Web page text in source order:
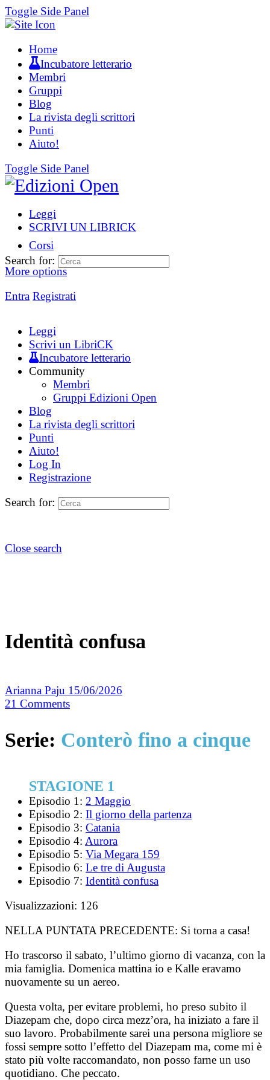
Toggle Side Panel
Home
Incubatore letterario
Membri
Gruppi
Blog
La rivista degli scrittori
Punti
Aiuto!
Toggle Side Panel
Leggi
SCRIVI UN LIBRICK
Corsi
More options
Entra Registrati
Search for:
Leggi
Scrivi un LibriCK
Incubatore letterario
Community
Membri
Gruppi Edizioni Open
Blog
La rivista degli scrittori
Punti
Aiuto!
Log In
Registrazione
Search for:
Close search
Identità confusa
Arianna Paju 15/06/2026
21 Comments
Serie: Conterò fino a cinque
STAGIONE 1
Episodio 1: 2 Maggio
Episodio 2: Il giorno della partenza
Episodio 3: Catania
Episodio 4: Aurora
Episodio 5: Via Megara 159
Episodio 6: Le tre di Augusta
Episodio 7: Identità confusa
Visualizzazioni: 126
NELLA PUNTATA PRECEDENTE: Si torna a casa!
Ho trascorso il sabato, l’ultimo giorno di vacanza, con la
mia famiglia. Domenica mattina io e Kalle eravamo
nuovamente su un aereo.
Questa volta, per evitare problemi, ho preso subito il
Diazepam che, dopo circa mezz’ora, ha iniziato a fare il
suo lavoro. Probabilmente sarei una persona migliore se
fossi sempre sotto l’effetto del Diazepam ma, come mi è
stato più volte raccomandato, non posso farne un uso
quotidiano. Che peccato.